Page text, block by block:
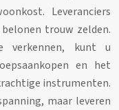
Leveranciers
trouw zelden.
kunt u
en het
instrumenten.
maar leveren